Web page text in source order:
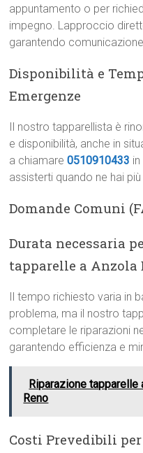
appuntamento o per
impegno. Lapproccio
garantendo
Disponibilità e
Emergenze
Il nostro tapparellista è
e disponibilità, anche in
a chiamare0510910433
assisterti quando ne hai
Domande Comuni
Durata necessaria
tapparelle a Anzola
Il tempo richiesto varia in
problema, ma il nostro
completare le riparazioni
garantendo efficienza e
Riparazione
Reno
Costi Prevedibili